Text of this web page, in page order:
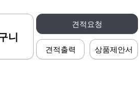
견적요청
견적출력 상품제안서
니